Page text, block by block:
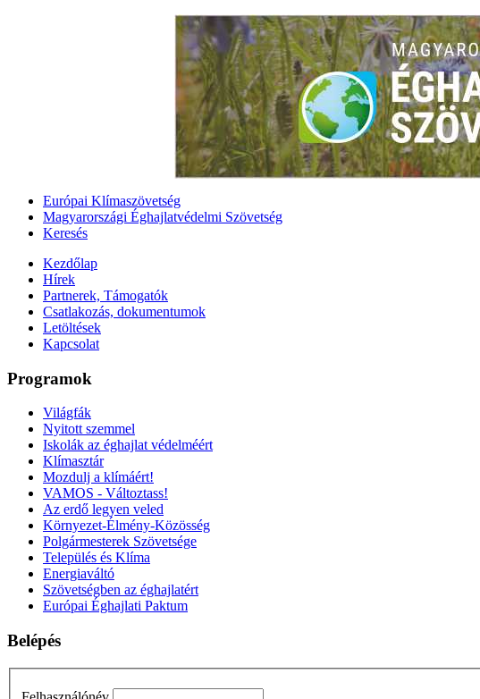
Európai Klímaszövetség
Magyarországi Éghajlatvédelmi Szövetség
Keresés
Kezdőlap
Hírek
Partnerek, Támogatók
Csatlakozás, dokumentumok
Letöltések
Kapcsolat
Programok
Világfák
Nyitott szemmel
Iskolák az éghajlat védelméért
Klímasztár
Mozdulj a klímáért!
VAMOS - Változtass!
Az erdő legyen veled
Környezet-Élmény-Közösség
Polgármesterek Szövetsége
Település és Klíma
Energiaváltó
Szövetségben az éghajlatért
Európai Éghajlati Paktum
Belépés